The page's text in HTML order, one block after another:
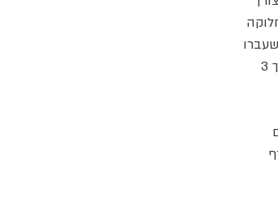
שעברו
רענון. רשות הדואר זכתה במכרז זה והיא אמורה לחלק את מסכות המגן (ערכות מיגון אישי) החל מינואר הקרוב וזאת במשך 3